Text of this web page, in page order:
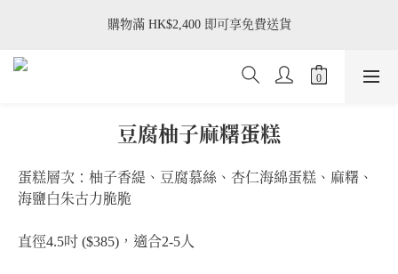
購物滿 HK$2,400 即可享免費送貨
購物滿 HK$2,400 即可享免費送貨
星期二/ 三只供應茉莉開心果塔、榛果威士忌塔、黑森林蛋糕、豆
腐柚子蛋糕、梅酒乳酪蛋糕
購物滿 HK$2,400 即可享免費送貨
豆腐柚子麻糬蛋糕
蛋糕層次：柚子香緹、豆腐慕絲、杏仁海綿蛋糕、麻糬、
海鹽白朱古力脆脆
直徑4.5吋 ($385)，適合2-5人